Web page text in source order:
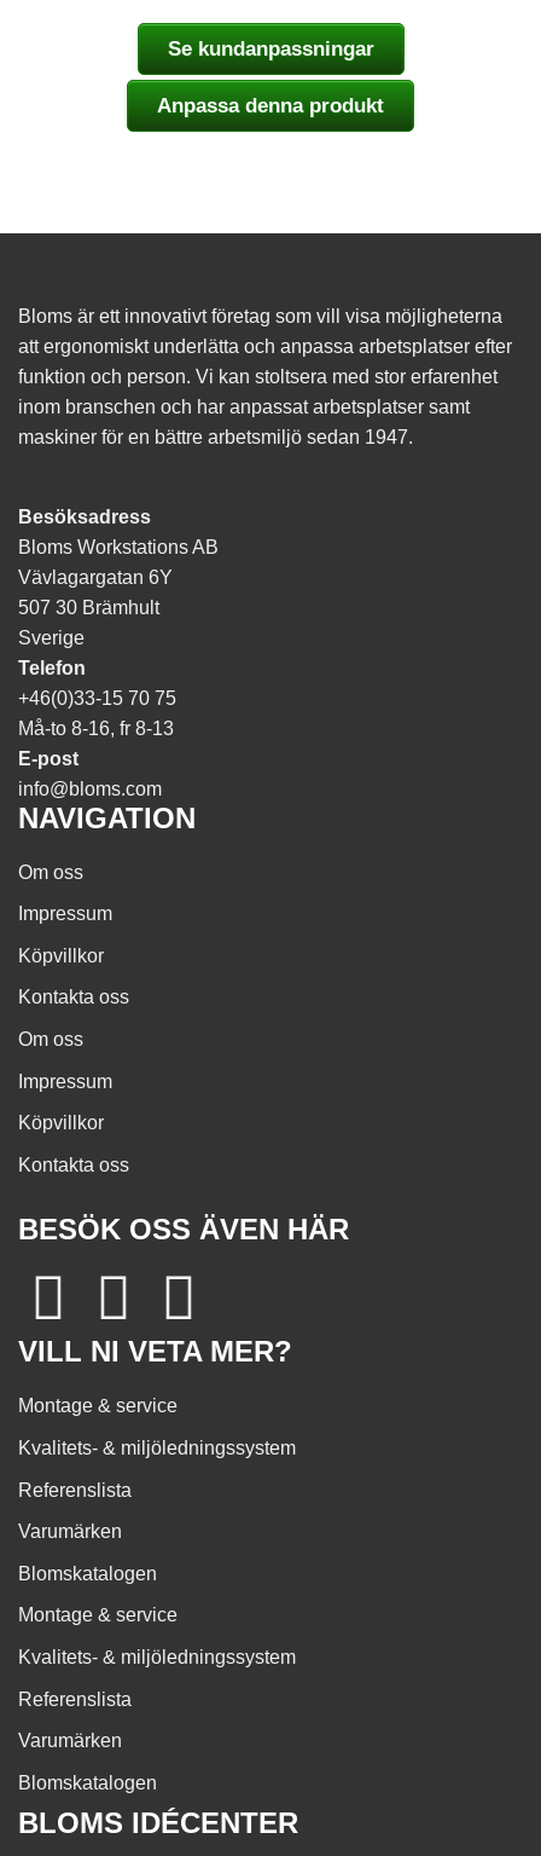
Se kundanpassningar
Anpassa denna produkt
Bloms är ett innovativt företag som vill visa möjligheterna
att ergonomiskt underlätta och anpassa arbetsplatser efter
funktion och person. Vi kan stoltsera med stor erfarenhet
inom branschen och har anpassat arbetsplatser samt
maskiner för en bättre arbetsmiljö sedan 1947.
Besöksadress
Bloms Workstations AB
Vävlagargatan 6Y
507 30 Brämhult
Sverige
Telefon
+46(0)33-15 70 75
Må-to 8-16, fr 8-13
E-post
info@bloms.com
NAVIGATION
Om oss
Impressum
Köpvillkor
Kontakta oss
Om oss
Impressum
Köpvillkor
Kontakta oss
BESÖK OSS ÄVEN HÄR
VILL NI VETA MER?
Montage & service
Kvalitets- & miljöledningssystem
Referenslista
Varumärken
Blomskatalogen
Montage & service
Kvalitets- & miljöledningssystem
Referenslista
Varumärken
Blomskatalogen
BLOMS IDÉCENTER